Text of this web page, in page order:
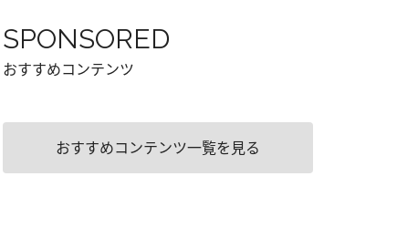
SPONSORED
おすすめコンテンツ
おすすめコンテンツ一覧を見る